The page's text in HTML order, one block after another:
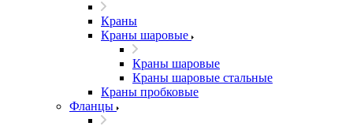
Краны
Краны шаровые
Краны шаровые
Краны шаровые стальные
Краны пробковые
Фланцы